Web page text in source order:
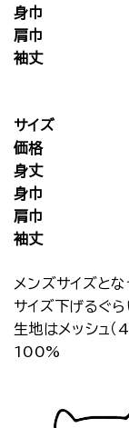
身巾
肩巾
袖丈
サイズ
価格
身丈
身巾
肩巾
袖丈
メンズサイズと
サイズ下げるぐ
生地はメッシュ
100%